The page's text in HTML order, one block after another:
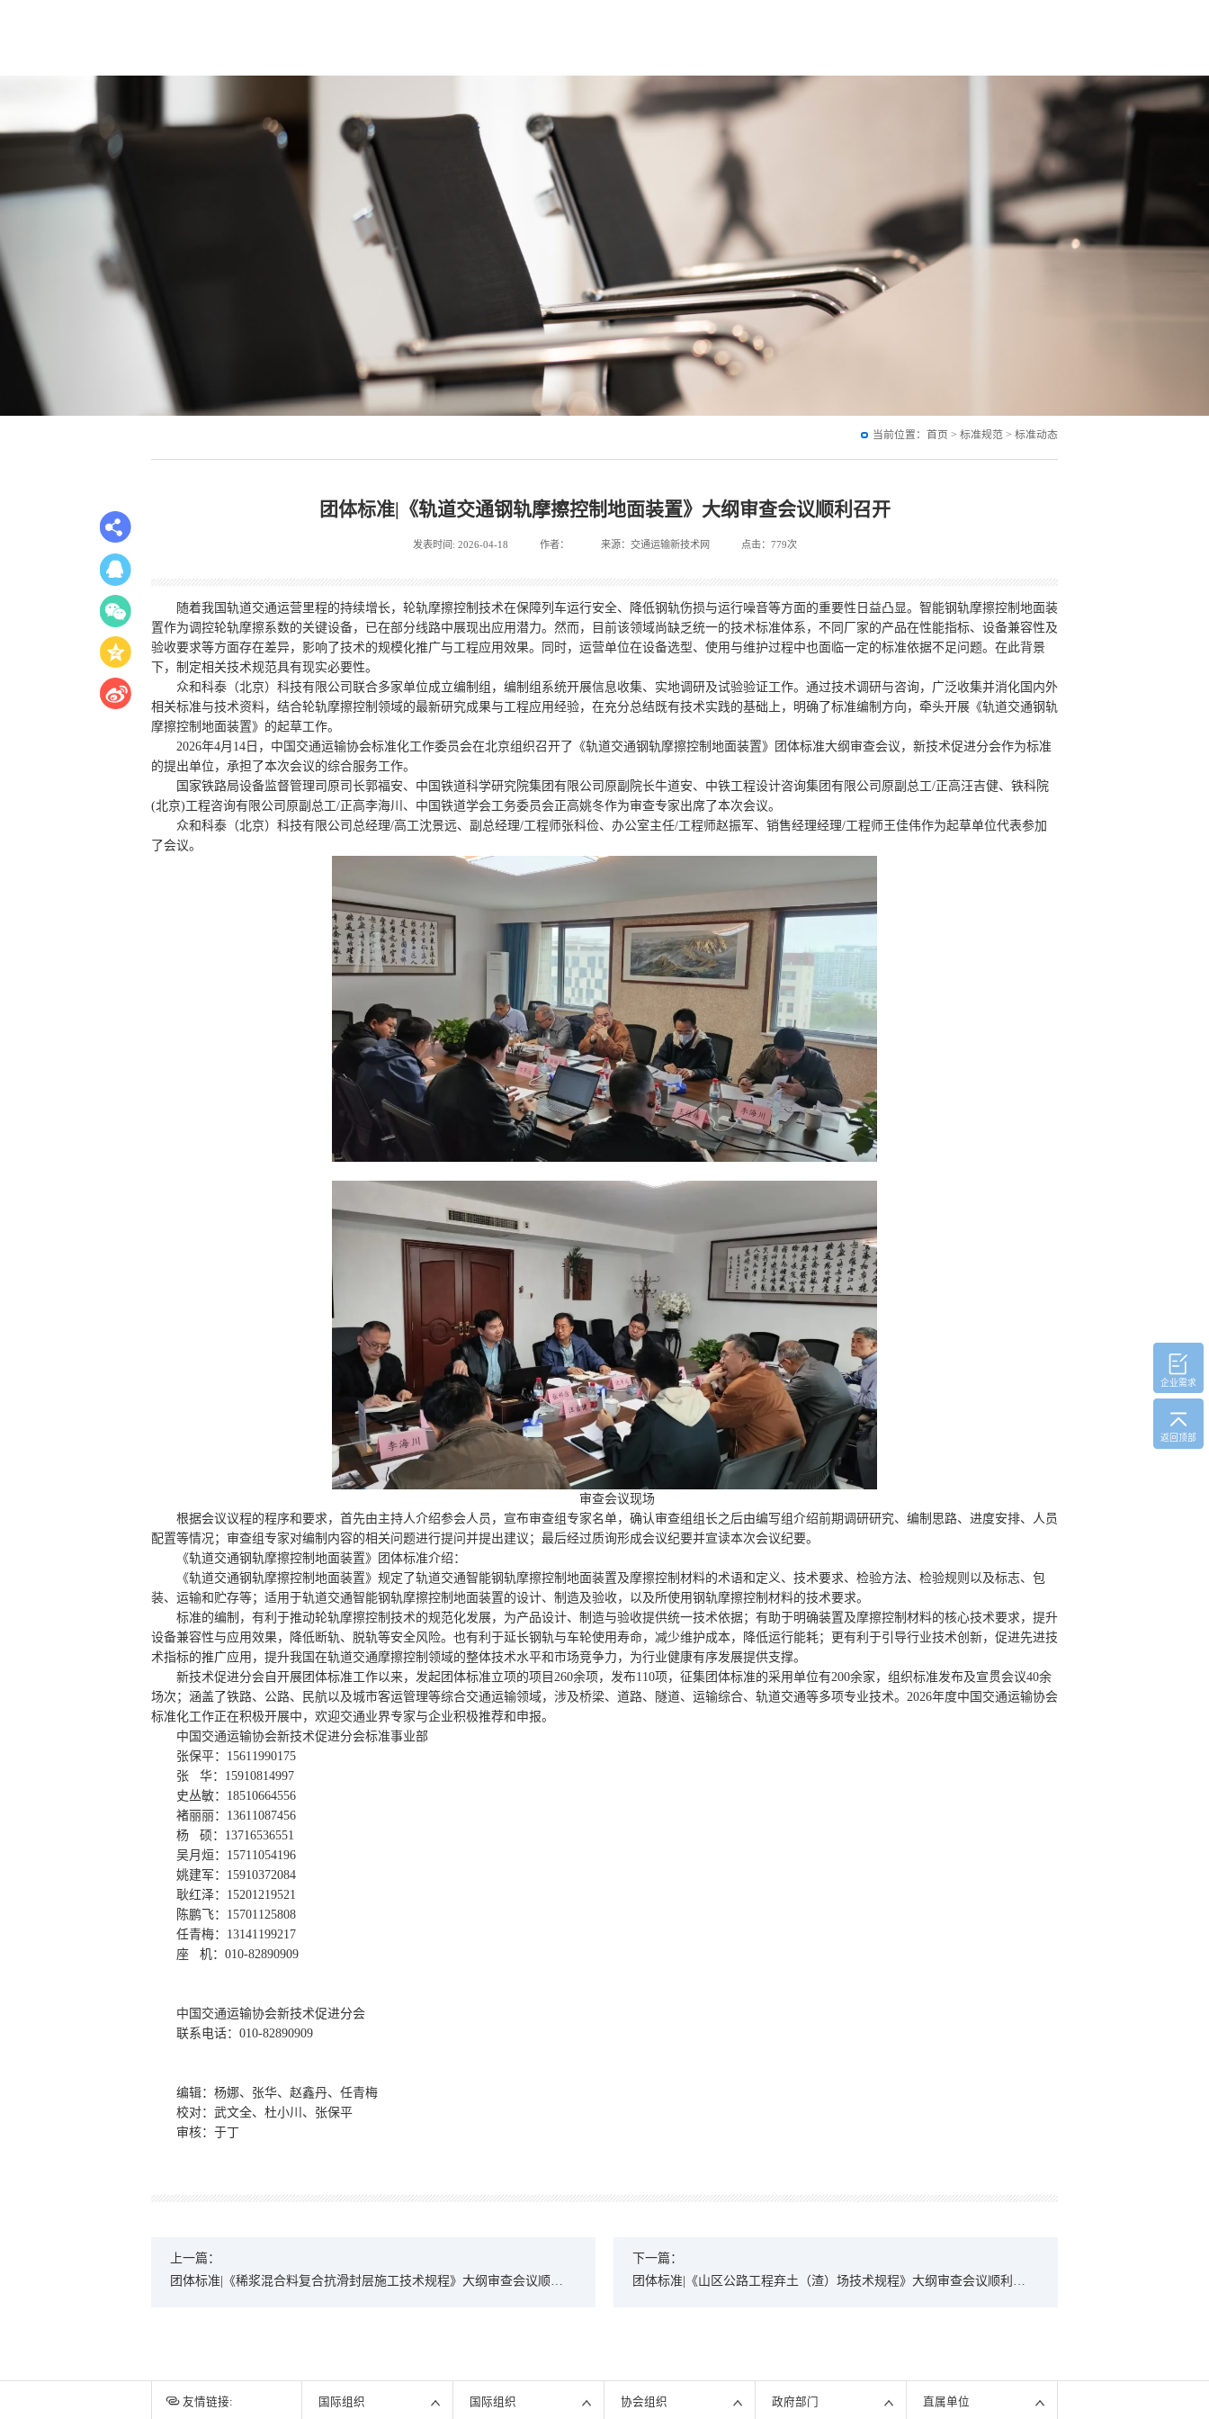
当前位置： 首页 > 标准规范 > 标准动态
团体标准|《轨道交通钢轨摩擦控制地面装置》大纲审查会议顺利召开
发表时间: 2026-04-18 作者： 来源：交通运输新技术网 点击：779次
随着我国轨道交通运营里程的持续增长，轮轨摩擦控制技术在保障列车运行安全、降低钢轨伤损与运行噪音等方面的重要性日益凸显。智能钢轨摩擦控制地面装
置作为调控轮轨摩擦系数的关键设备，已在部分线路中展现出应用潜力。然而，目前该领域尚缺乏统一的技术标准体系，不同厂家的产品在性能指标、设备兼容性及
验收要求等方面存在差异，影响了技术的规模化推广与工程应用效果。同时，运营单位在设备选型、使用与维护过程中也面临一定的标准依据不足问题。在此背景
下，制定相关技术规范具有现实必要性。
众和科泰（北京）科技有限公司联合多家单位成立编制组，编制组系统开展信息收集、实地调研及试验验证工作。通过技术调研与咨询，广泛收集并消化国内外
相关标准与技术资料，结合轮轨摩擦控制领域的最新研究成果与工程应用经验，在充分总结既有技术实践的基础上，明确了标准编制方向，牵头开展《轨道交通钢轨
摩擦控制地面装置》的起草工作。
2026年4月14日，中国交通运输协会标准化工作委员会在北京组织召开了《轨道交通钢轨摩擦控制地面装置》团体标准大纲审查会议，新技术促进分会作为标准
的提出单位，承担了本次会议的综合服务工作。
国家铁路局设备监督管理司原司长郭福安、中国铁道科学研究院集团有限公司原副院长牛道安、中铁工程设计咨询集团有限公司原副总工/正高汪吉健、铁科院
(北京)工程咨询有限公司原副总工/正高李海川、中国铁道学会工务委员会正高姚冬作为审查专家出席了本次会议。
众和科泰（北京）科技有限公司总经理/高工沈景远、副总经理/工程师张科俭、办公室主任/工程师赵振军、销售经理经理/工程师王佳伟作为起草单位代表参加
了会议。
审查会议现场
根据会议议程的程序和要求，首先由主持人介绍参会人员，宣布审查组专家名单，确认审查组组长之后由编写组介绍前期调研研究、编制思路、进度安排、人员
配置等情况；审查组专家对编制内容的相关问题进行提问并提出建议；最后经过质询形成会议纪要并宣读本次会议纪要。
《轨道交通钢轨摩擦控制地面装置》团体标准介绍：
《轨道交通钢轨摩擦控制地面装置》规定了轨道交通智能钢轨摩擦控制地面装置及摩擦控制材料的术语和定义、技术要求、检验方法、检验规则以及标志、包
装、运输和贮存等；适用于轨道交通智能钢轨摩擦控制地面装置的设计、制造及验收，以及所使用钢轨摩擦控制材料的技术要求。
标准的编制，有利于推动轮轨摩擦控制技术的规范化发展，为产品设计、制造与验收提供统一技术依据；有助于明确装置及摩擦控制材料的核心技术要求，提升
设备兼容性与应用效果，降低断轨、脱轨等安全风险。也有利于延长钢轨与车轮使用寿命，减少维护成本，降低运行能耗；更有利于引导行业技术创新，促进先进技
术指标的推广应用，提升我国在轨道交通摩擦控制领域的整体技术水平和市场竞争力，为行业健康有序发展提供支撑。
新技术促进分会自开展团体标准工作以来，发起团体标准立项的项目260余项，发布110项，征集团体标准的采用单位有200余家，组织标准发布及宣贯会议40余
场次；涵盖了铁路、公路、民航以及城市客运管理等综合交通运输领域，涉及桥梁、道路、隧道、运输综合、轨道交通等多项专业技术。2026年度中国交通运输协会
标准化工作正在积极开展中，欢迎交通业界专家与企业积极推荐和申报。
中国交通运输协会新技术促进分会标准事业部
张保平：15611990175
张 华：15910814997
史丛敏：18510664556
褚丽丽：13611087456
杨 硕：13716536551
吴月烜：15711054196
姚建军：15910372084
耿红泽：15201219521
陈鹏飞：15701125808
任青梅：13141199217
座 机：010-82890909
中国交通运输协会新技术促进分会
联系电话：010-82890909
编辑：杨娜、张华、赵鑫丹、任青梅
校对：武文全、杜小川、张保平
审核：于丁
上一篇：
团体标准|《稀浆混合料复合抗滑封层施工技术规程》大纲审查会议顺利
下一篇：
团体标准|《山区公路工程弃土（渣）场技术规程》大纲审查会议顺利召
友情链接: 国际组织 国际组织 协会组织 政府部门 直属单位
企业需求
返回顶部